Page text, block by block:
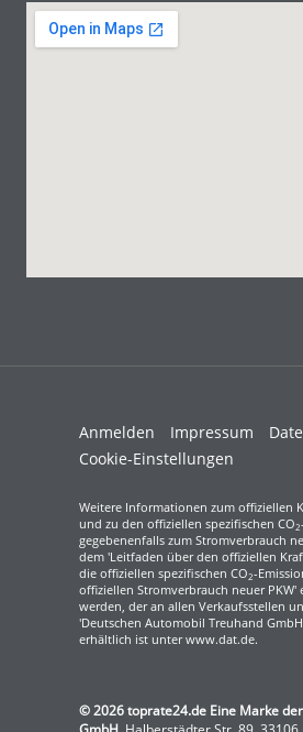
Anmelden Impressum
Cookie-Einstellungen
Weitere Informationen zum offiziellen
und zu den offiziellen spezifischen CO2
gegebenenfalls zum Stromverbrauch
dem 'Leitfaden über den offiziellen
die offiziellen spezifischen CO2-
offiziellen Stromverbrauch neuer PKW'
werden, der an allen Verkaufsstellen
'Deutschen Automobil Treuhand
erhältlich ist unter www.dat.de.
© 2026toprate24.de Eine Marke